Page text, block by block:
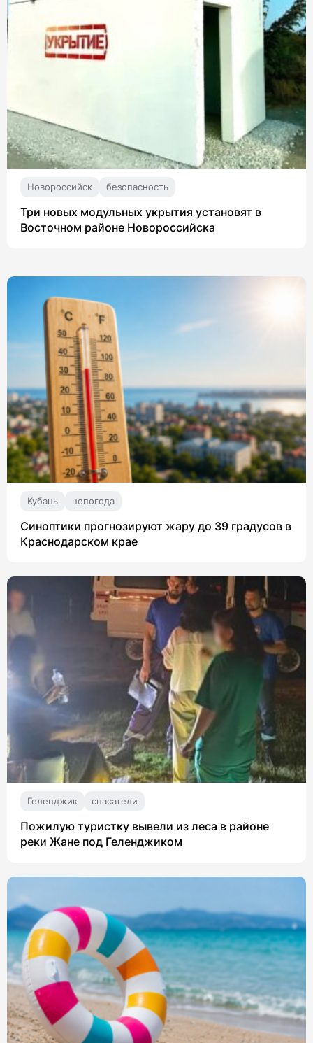
Новороссийск безопасность
Три новых модульных укрытия установят в
Восточном районе Новороссийска
Кубань непогода
Синоптики прогнозируют жару до 39 градусов в
Краснодарском крае
Геленджик спасатели
Пожилую туристку вывели из леса в районе
реки Жане под Геленджиком